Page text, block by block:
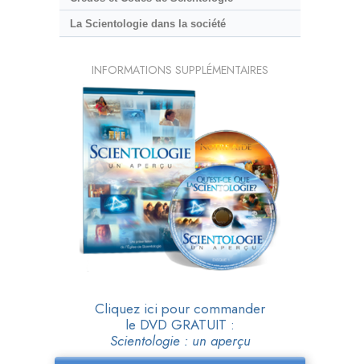
La Scientologie dans la société
INFORMATIONS SUPPLÉMENTAIRES
Cliquez ici pour commander
le DVD GRATUIT :
Scientologie : un aperçu